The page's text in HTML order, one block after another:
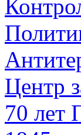
Центр
70 лет